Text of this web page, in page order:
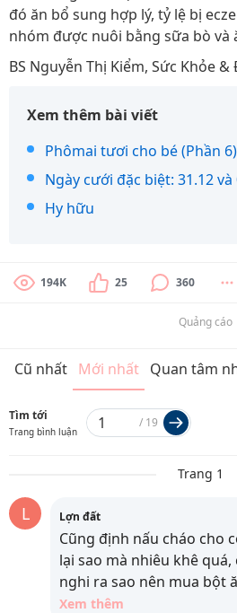
đó ăn bổ sung hợp lý, tỷ lệ bị
nhóm được nuôi bằng sữa bò và
BS Nguyễn Thị Kiểm, Sức Khỏe &
Xem thêm bài viết
Phômai tươi cho bé (Phần 6)
Ngày cưới đặc biệt: 31.12 và
Hy hữu
194K 25 360
Quảng cáo
Cũ nhất Mới nhất Quan tâm
Tìm tới
Trang bình luận
/ 19
Trang 1
L Lợn đất
Cũng định nấu cháo cho
lại sao mà nhiêu khê
nghi ra sao nên mua bột
Xem thêm